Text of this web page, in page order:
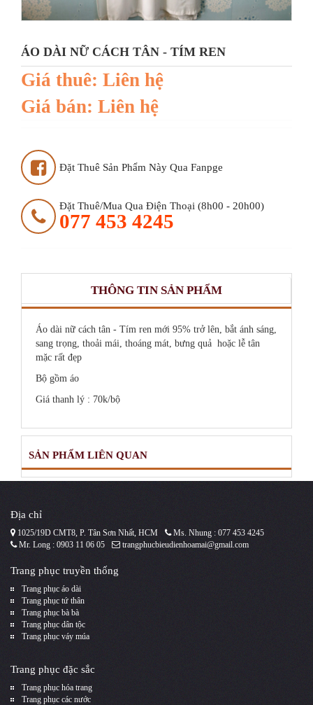
ÁO DÀI NỮ CÁCH TÂN - TÍM REN
Giá thuê: Liên hệ
Giá bán: Liên hệ
Đặt Thuê Sản Phẩm Này Qua Fanpge
Đặt Thuê/mua Qua Điện Thoại (8h00 - 20h00)
077 453 4245
THÔNG TIN SẢN PHẨM
Áo dài nữ cách tân - Tím ren mới 95% trở lên, bắt ánh sáng,
sang trọng, thoải mái, thoáng mát, bưng quả hoặc lễ tân
mặc rất đẹp
Bộ gồm áo
Giá thanh lý : 70k/bộ
SẢN PHẨM LIÊN QUAN
Địa chỉ
1025/19D CMT8, P. Tân Sơn Nhất, HCM
Ms. Nhung : 077 453 4245
Mr. Long : 0903 11 06 05
trangphucbieudienhoamai@gmail.com
Trang phục truyền thống
Trang phục áo dài
Trang phục tứ thân
Trang phục bà bà
Trang phục dân tộc
Trang phục váy múa
Trang phục đặc sắc
Trang phục hóa trang
Trang phục các nước